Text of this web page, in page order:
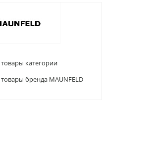
товары категории
товары бренда MAUNFELD